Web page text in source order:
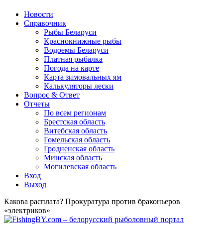
Новости
Справочник
Рыбы Беларуси
Краснокнижные рыбы
Водоемы Беларуси
Платная рыбалка
Погода на карте
Карта зимовальных ям
Калькуляторы лески
Вопрос & Ответ
Отчеты
По всем регионам
Брестская область
Витебская область
Гомельская область
Гродненская область
Минская область
Могилевская область
Вход
Выход
Какова расплата? Прокуратура против браконьеров
«электриков»